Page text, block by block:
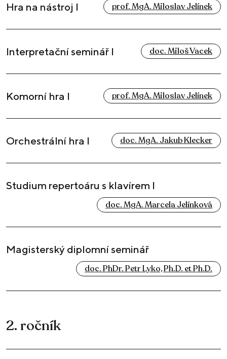
Hra na nástroj I prof. MgA. Miloslav Jelínek
Interpretační seminář I doc. Miloš Vacek
Komorní hra I prof. MgA. Miloslav Jelínek
Orchestrální hra I doc. MgA. Jakub Klecker
Studium repertoáru s klavírem I
doc. MgA. Marcela Jelínková
Magisterský diplomní seminář
doc. PhDr. Petr Lyko, Ph.D. et Ph.D.
2. ročník